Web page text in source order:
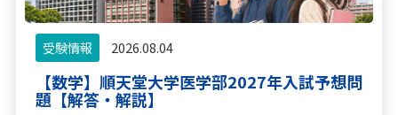
受験情報 2026.08.04
【数学】順天堂大学医学部2027年入試予想問
題【解答・解説】